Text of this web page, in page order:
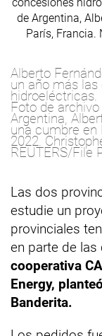
Alberto
un año más
hidroeléctricas.
Foto de
Argentina,
una cumbre en
2022.
REUTERS/File
Las dos
estudie un
provinciales
en parte de las
cooperativa
Energy,
Banderita.